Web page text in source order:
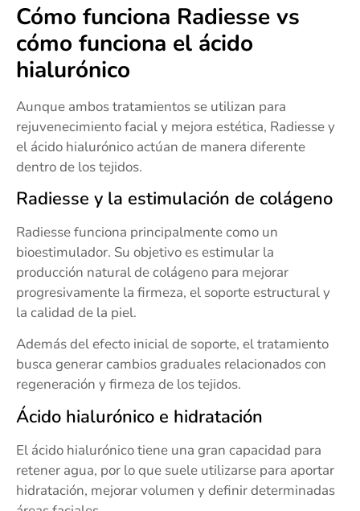
Cómo funciona Radiesse vs
cómo funciona el ácido
hialurónico
Aunque ambos tratamientos se utilizan para
rejuvenecimiento facial y mejora estética, Radiesse y
el ácido hialurónico actúan de manera diferente
dentro de los tejidos.
Radiesse y la estimulación de colágeno
Radiesse funciona principalmente como un
bioestimulador. Su objetivo es estimular la
producción natural de colágeno para mejorar
progresivamente la firmeza, el soporte estructural y
la calidad de la piel.
Además del efecto inicial de soporte, el tratamiento
busca generar cambios graduales relacionados con
regeneración y firmeza de los tejidos.
Ácido hialurónico e hidratación
El ácido hialurónico tiene una gran capacidad para
retener agua, por lo que suele utilizarse para aportar
hidratación, mejorar volumen y definir determinadas